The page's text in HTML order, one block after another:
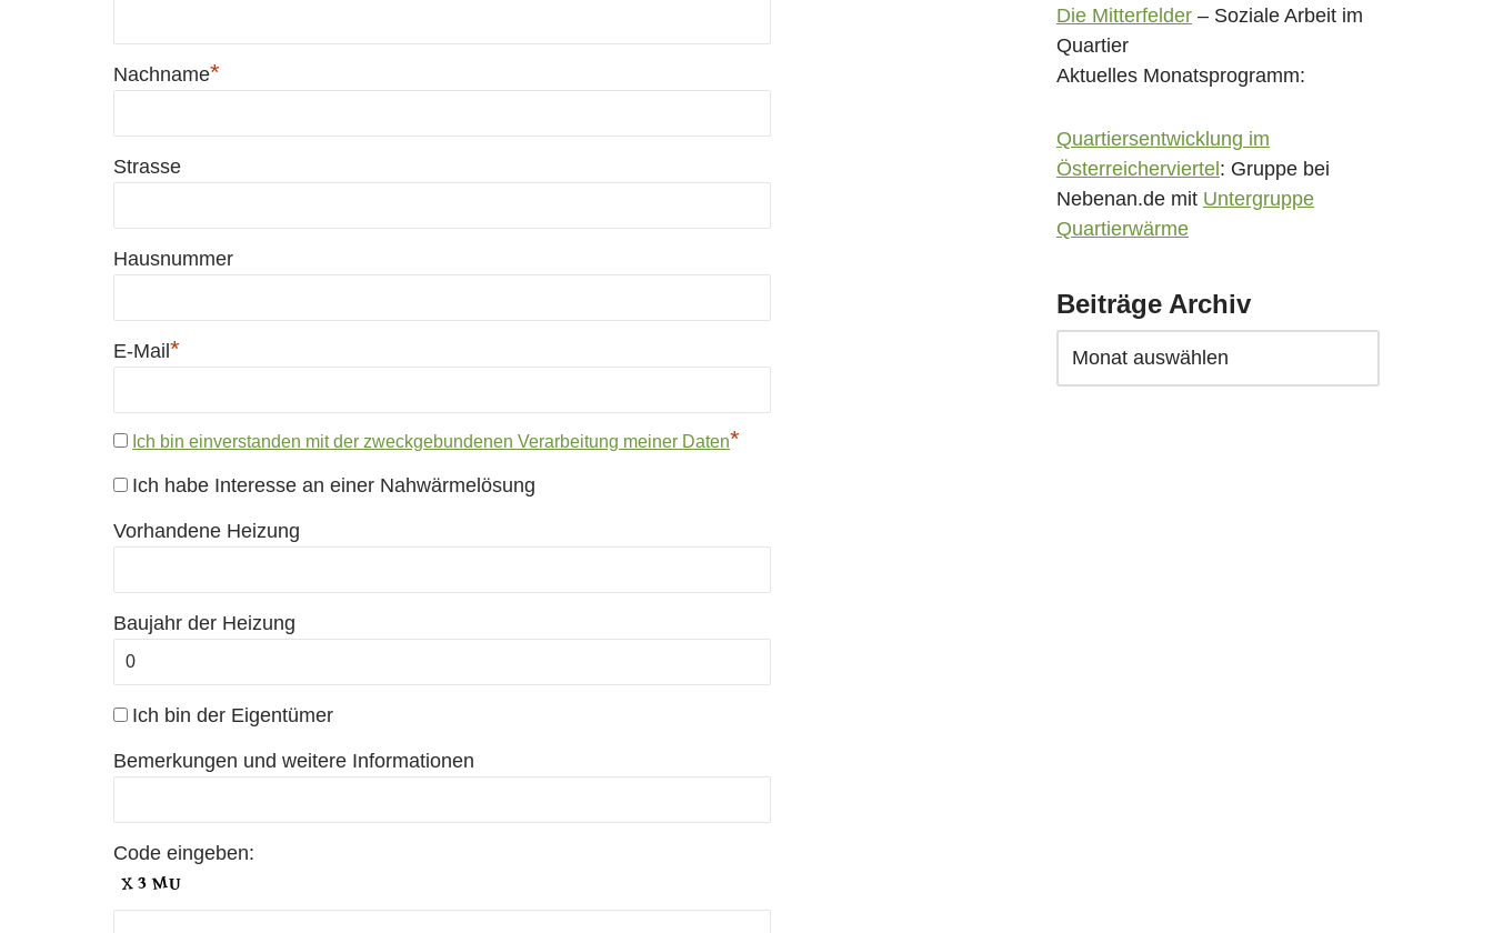
Nachname*
Strasse
Hausnummer
E-Mail *
Ich bin einverstanden mit der zweckgebundenen Verarbeitung meiner Daten*
Ich habe Interesse an einer Nahwärmelösung
Vorhandene Heizung
Baujahr der Heizung
Ich bin der Eigentümer
Bemerkungen und weitere Informationen
Code eingeben:
Die Mitterfelder – Soziale Arbeit im
Quartier
Aktuelles Monatsprogramm:
Quartiersentwicklung im
Österreicherviertel : Gruppe bei
Nebenan.de mit Untergruppe
Quartierwärme
Beiträge Archiv